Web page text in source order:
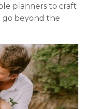
planners to craft
beyond the